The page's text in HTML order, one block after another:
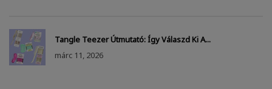
Tangle Teezer Útmutató: Így Válaszd Ki A...
márc 11, 2026